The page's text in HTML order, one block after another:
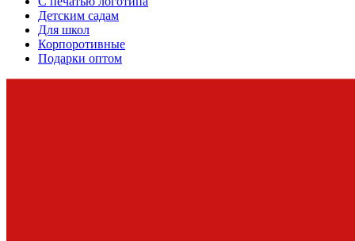
Детским садам
Для школ
Корпоротивные
Подарки оптом